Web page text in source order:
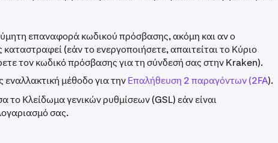
επαναφορά κωδικού πρόσβασης, ακόμη και αν ο
(εάν το ενεργοποιήσετε, απαιτείται το Κύριο
τον κωδικό πρόσβασης για τη σύνδεσή σας στην Kraken).
μέθοδο για τηνΕπαλήθευση 2 παραγόντων (2FA).
το Κλείδωμα γενικών ρυθμίσεων (GSL) εάν είναι
σας.